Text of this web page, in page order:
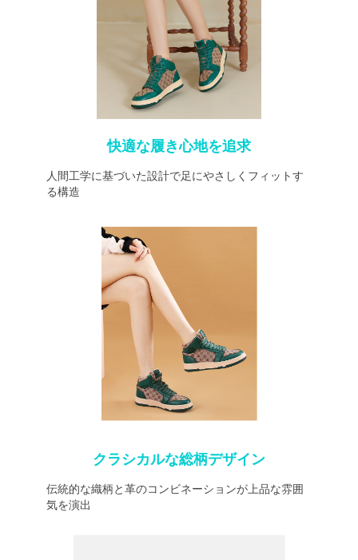
快適な履き心地を追求
人間工学に基づいた設計で足にやさしくフィットす
る構造
クラシカルな総柄デザイン
伝統的な織柄と革のコンビネーションが上品な雰囲
気を演出